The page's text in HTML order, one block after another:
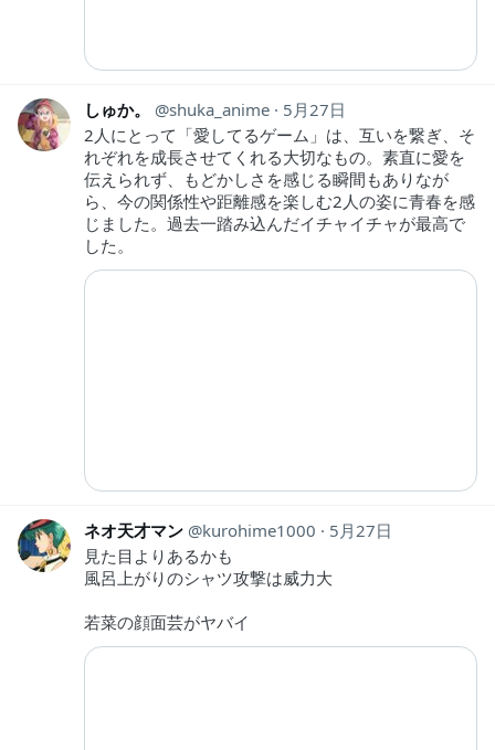
しゅか。 shuka_anime
5月27日
2人にとって「愛してるゲーム」は、互いを繋ぎ、そ
れぞれを成長させてくれる大切なもの。素直に愛を
伝えられず、もどかしさを感じる瞬間もありなが
ら、今の関係性や距離感を楽しむ2人の姿に青春を感
じました。過去一踏み込んだイチャイチャが最高で
した。
ネオ天才マン kurohime1000
5月27日
見た目よりあるかも
風呂上がりのシャツ攻撃は威力大
若菜の顔面芸がヤバイ